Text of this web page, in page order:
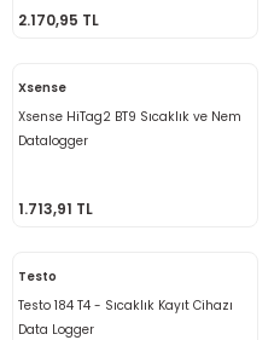
Cihazı
Cihazı
2.170,95 TL
Xsense
Xsense HiTag2 BT9 Sıcaklık ve Nem
Datalogger
1.713,91 TL
Testo
Testo 184 T4 - Sıcaklık Kayıt Cihazı
Data Logger